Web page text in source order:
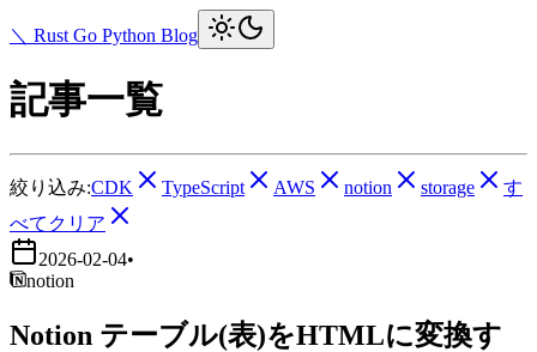
＼ Rust Go Python Blog
記事一覧
絞り込み:CDK TypeScript AWS notion storage
す
べてクリア
2026-02-04•
notion
Notion テーブル(表)をHTMLに変換す